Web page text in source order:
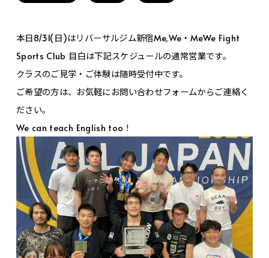
本日8/31(日)はリバーサルジム新宿Me,We・MeWe Fight
Sports Club 目白は下記スケジュールの通常営業です。
クラスのご見学・ご体験は随時受付中です。
ご希望の方は、お気軽にお問い合わせフォームからご連絡く
ださい。
We can teach English too！